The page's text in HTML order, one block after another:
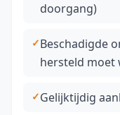
doorgang)
Beschadigde
hersteld moet
Gelijktijdig